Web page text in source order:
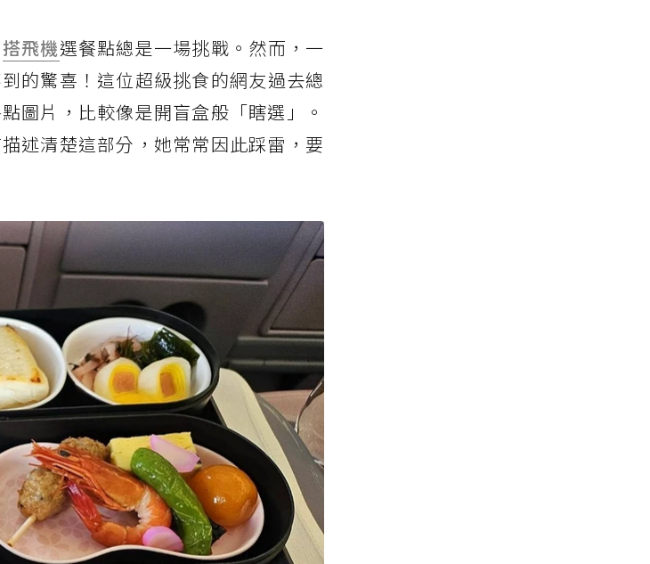
搭飛機選餐點總是一場挑戰。然而，一
的驚喜！這位超級挑食的網友過去總
圖片，比較像是開盲盒般「瞎選」。
述清楚這部分，她常常因此踩雷，要